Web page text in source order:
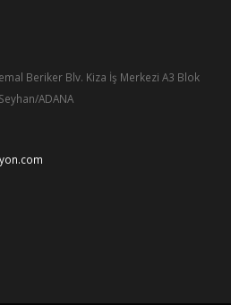
Beriker Blv. Kiza İş Merkezi A3 Blok
ADANA